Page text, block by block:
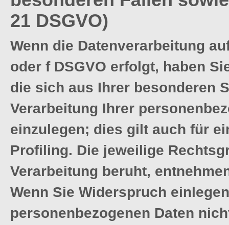
21 DSGVO)
Wenn die Datenverarbeitung
oder f DSGVO erfolgt, haben
die sich aus Ihrer besonderen
Verarbeitung Ihrer
einzulegen; dies gilt auch für
Profiling. Die jeweilige
Verarbeitung beruht,
Wenn Sie Widerspruch
personenbezogenen Daten